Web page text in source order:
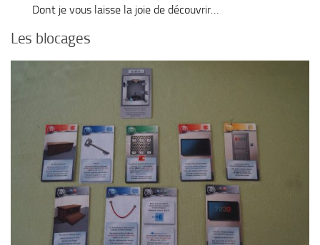
Dont je vous laisse la joie de découvrir…
Les blocages